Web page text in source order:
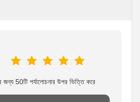
জন্য 50টি পর্যালোচনার উপর ভিত্তি করে